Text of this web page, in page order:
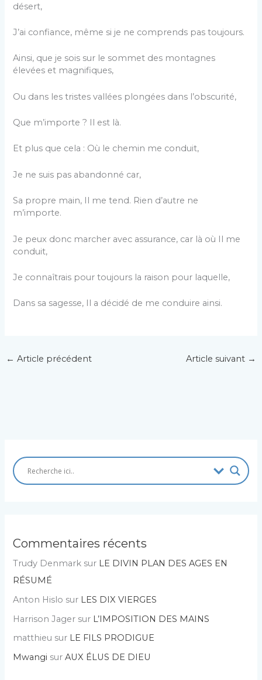
désert,
J’ai confiance, même si je ne comprends pas toujours.
Ainsi, que je sois sur le sommet des montagnes
élevées et magnifiques,
Ou dans les tristes vallées plongées dans l’obscurité,
Que m’importe ? Il est là.
Et plus que cela : Où le chemin me conduit,
Je ne suis pas abandonné car,
Sa propre main, Il me tend. Rien d’autre ne
m’importe.
Je peux donc marcher avec assurance, car là où Il me
conduit,
Je connaîtrais pour toujours la raison pour laquelle,
Dans sa sagesse, Il a décidé de me conduire ainsi.
← Article précédent Article suivant →
Commentaires récents
Trudy Denmark sur LE DIVIN PLAN DES AGES EN
RÉSUMÉ
Anton Hislo sur LES DIX VIERGES
Harrison Jager sur L’IMPOSITION DES MAINS
matthieu sur LE FILS PRODIGUE
Mwangi surAUX ÉLUS DE DIEU